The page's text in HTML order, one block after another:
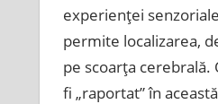
experienţei
permite localizarea,
pe scoarţa cerebrală.
fi „raportat” în